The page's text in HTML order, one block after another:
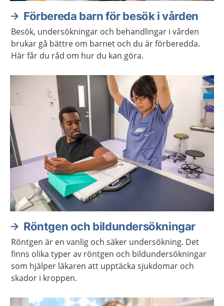
Förbereda barn för besök i vården
Besök, undersökningar och behandlingar i vården
brukar gå bättre om barnet och du är förberedda.
Här får du råd om hur du kan göra.
Röntgen och bildundersökningar
Röntgen är en vanlig och säker undersökning. Det
finns olika typer av röntgen och bildundersökningar
som hjälper läkaren att upptäcka sjukdomar och
skador i kroppen.